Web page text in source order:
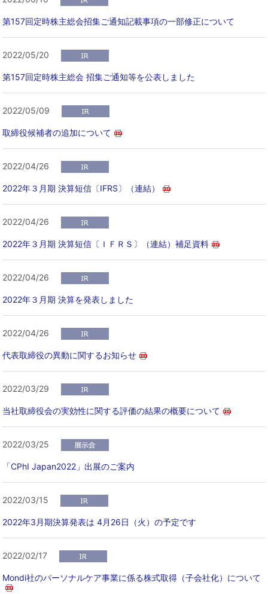
第157回定時株主総会招集ご通知記載事項の一部修正について
2022/05/20
第157回定時株主総会 招集ご通知等を公表しました
2022/05/09
取締役候補者の追加について
2022/04/26
2022年３月期 決算短信〔IFRS〕（連結）
2022/04/26
2022年３月期 決算短信〔ＩＦＲＳ〕（連結）補足資料
2022/04/26
2022年３月期 決算を発表しました
2022/04/26
代表取締役の異動に関するお知らせ
2022/03/29
当社取締役会の実効性に関する評価の結果の概要について
2022/03/25
「CPhI Japan2022」出展のご案内
2022/03/15
2022年3月期決算発表は 4月26日（火）の予定です
2022/02/17
Mondi社のパーソナルケア事業に係る株式取得（子会社化）について